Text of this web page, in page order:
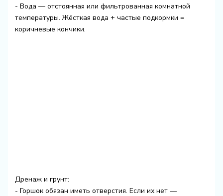
- Вода — отстоянная или фильтрованная комнатной
температуры. Жёсткая вода + частые подкормки =
коричневые кончики.
Дренаж и грунт:
- Горшок обязан иметь отверстия. Если их нет —